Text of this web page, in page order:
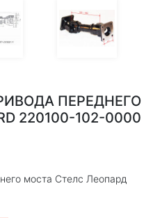
ПЕРЕДНЕГО
220100-102-0000
моста Стелс Леопард